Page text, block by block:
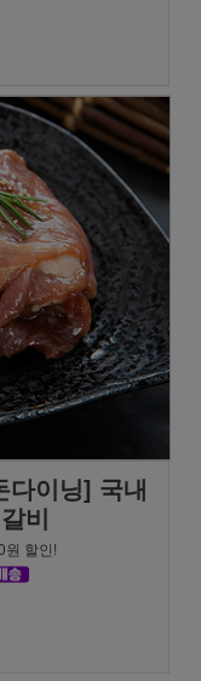
다이닝] 국내
비
할인!